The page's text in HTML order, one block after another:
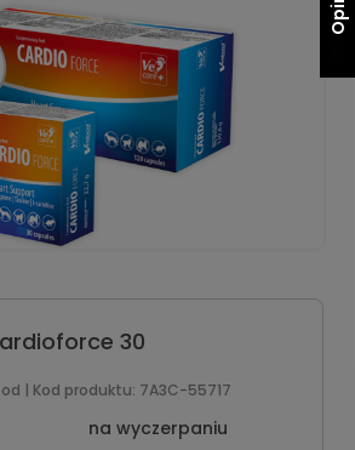
30
| Kod produktu: 7A3C-55717
na wyczerpaniu